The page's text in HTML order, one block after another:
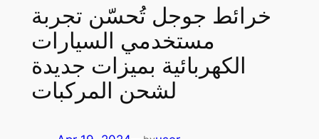
خرائط جوجل تُحسّن تجربة
مستخدمي السيارات
الكهربائية بميزات جديدة
لشحن المركبات